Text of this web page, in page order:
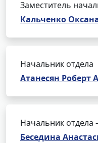
Заместитель
Кальченко
Начальник отдела
Атанесян Роберт
Начальник отдела
Беседина